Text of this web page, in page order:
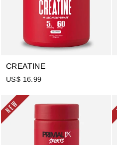
CREATINE
US$ 16.99